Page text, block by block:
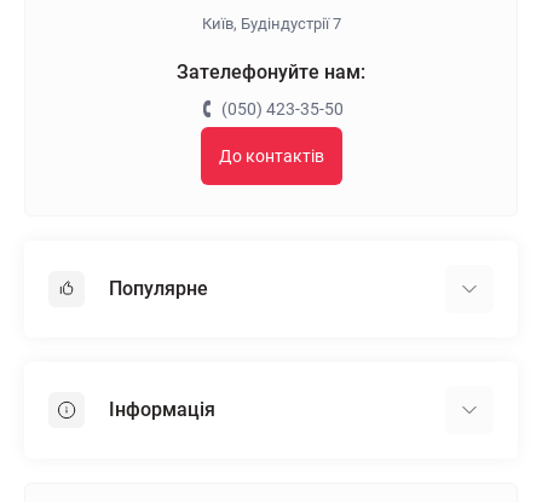
Київ, Будіндустрії 7
Зателефонуйте нам:
(050) 423-35-50
До контактів
Популярне
Пінопласт
Інформація